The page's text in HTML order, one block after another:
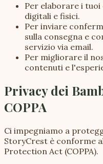
Per elaborare i
digitali e fisici.
Per inviare
sulla consegna e
servizio via email.
Per migliorare il
contenuti e
Privacy dei
COPPA
Ci impegniamo a
StoryCrest è conforme
Protection Act (COPPA).